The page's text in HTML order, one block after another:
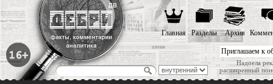
Приглашаем к
Надоела
расширенный
Главная Разделы Архив